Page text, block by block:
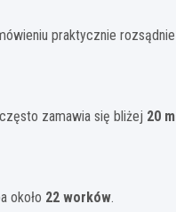
praktycznie
zamawia się bliżej 20
około 22 worków.